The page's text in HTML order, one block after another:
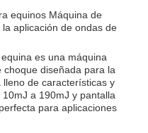
equinos Máquina de
aplicación de ondas de
es una máquina
diseñada para la
de características y
a 190mJ y pantalla
para aplicaciones